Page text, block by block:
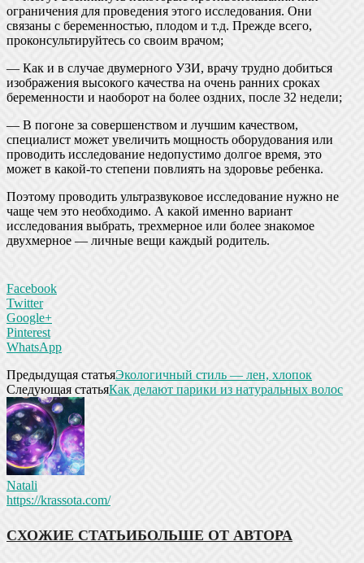
ограничения для проведения этого исследования. Они
связаны с беременностью, плодом и т.д. Прежде всего,
проконсультируйтесь со своим врачом;
— Как и в случае двумерного УЗИ, врачу трудно добиться
изображения высокого качества на очень ранних сроках
беременности и наоборот на более оздних, после 32 недели;
— В погоне за совершенством и лучшим качеством,
специалист может увеличить мощность оборудования или
проводить исследование недопустимо долгое время, это
может в какой-то степени повлиять на здоровье ребенка.
Поэтому проводить ультразвуковое исследование нужно не
чаще чем это необходимо. А какой именно вариант
исследования выбрать, трехмерное или более знакомое
двухмерное — личные вещи каждый родитель.
Facebook
Twitter
Google+
Pinterest
WhatsApp
Предыдущая статьяЭкологичный стиль — лен, хлопок
Следующая статьяКак делают парики из натуральных волос
Natali
https://krassota.com/
СХОЖИЕ СТАТЬИБОЛЬШЕ ОТ АВТОРА